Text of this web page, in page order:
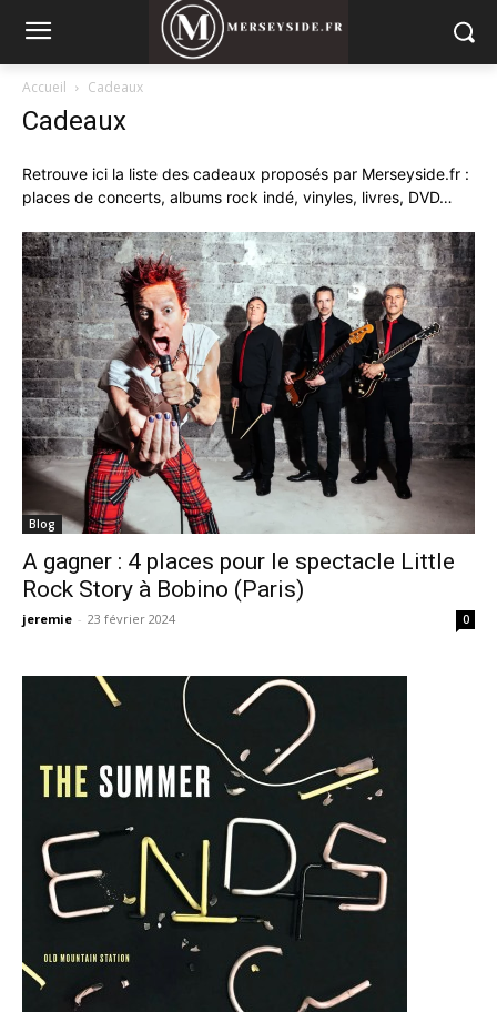
Accueil Cadeaux
Cadeaux
Retrouve ici la liste des cadeaux proposés par Merseyside.fr :
places de concerts, albums rock indé, vinyles, livres, DVD…
Blog
A gagner : 4 places pour le spectacle Little
Rock Story à Bobino (Paris)
jeremie - 23 février 2024 0